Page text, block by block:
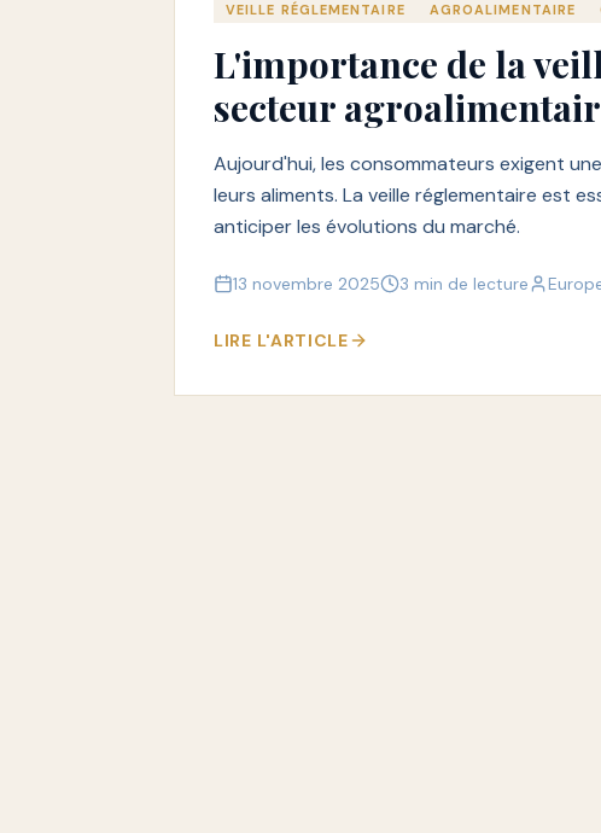
VEILLE RÉGLEMENTAIRE AGROALIMENTAIRE
L'importance de la
secteur
Aujourd'hui, les consommateurs exigent
leurs aliments. La veille réglementaire est
anticiper les évolutions du marché.
13 novembre 2025 3 min de lecture
LIRE L'ARTICLE